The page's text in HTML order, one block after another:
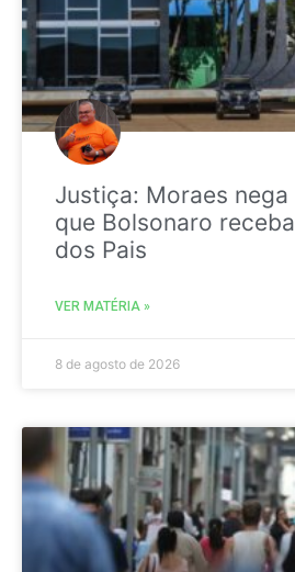
Justiça: Moraes
que Bolsonaro
dos Pais
VER MATÉRIA »
8 de agosto de 2026